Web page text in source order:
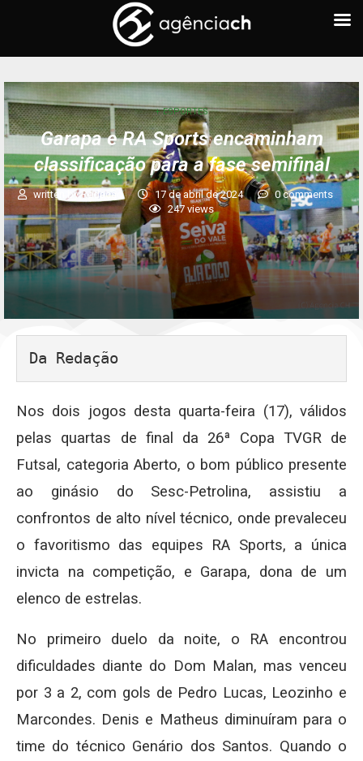
+ ESPORTES
Garapa e RA Sports encaminham
classificação para a fase semifinal
written by Redação 17 de abril de 2024
0 comments
247views
Da Redação
Nos dois jogos desta quarta-feira (17), válidos
pelas quartas de final da 26ª Copa TVGR de
Futsal, categoria Aberto, o bom público presente
ao ginásio do Sesc-Petrolina, assistiu a
confrontos de alto nível técnico, onde prevaleceu
o favoritismo das equipes RA Sports, a única
invicta na competição, e Garapa, dona de um
elenco de estrelas.
No primeiro duelo da noite, o RA encontrou
dificuldades diante do Dom Malan, mas venceu
por 3 a 2, com gols de Pedro Lucas, Leozinho e
Marcondes. Denis e Matheus diminuíram para o
time do técnico Genário dos Santos. Quando o